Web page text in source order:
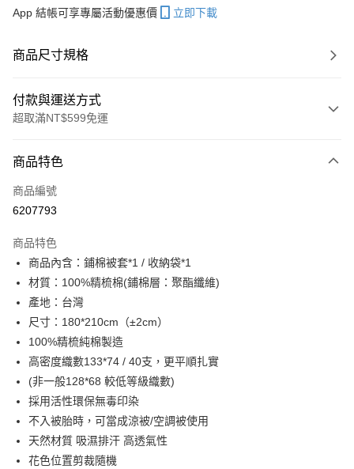
App 結帳可享專屬活動優惠價 立即下載
商品尺寸規格
付款與運送方式
超取滿NT$599免運
信用卡一次付款
超商取貨付款
Apple Pay
街口支付
悠遊付
全盈+PAY
ATM付款
運送方式
全家取貨付款
每筆NT$60，滿NT$599(含以上)免運費
商品特色
商品編號
6207793
商品特色
商品內含：鋪棉被套*1 / 收納袋*1
材質：100%精梳棉(鋪棉層：聚酯纖維)
產地：台灣
尺寸：180*210cm（±2cm）
100%精梳純棉製造
高密度織數133*74 / 40支，更平順扎實
(非一般128*68 較低等級織數)
採用活性環保無毒印染
不入被胎時，可當成涼被/空調被使用
天然材質 吸濕排汗 高透氣性
花色位置剪裁隨機